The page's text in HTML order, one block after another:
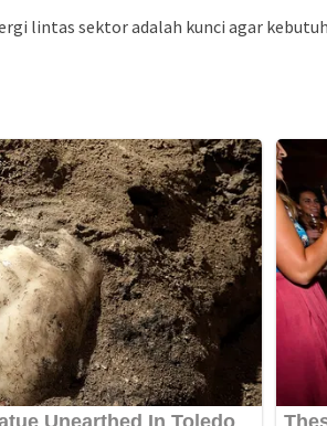
lintas sektor adalah kunci agar